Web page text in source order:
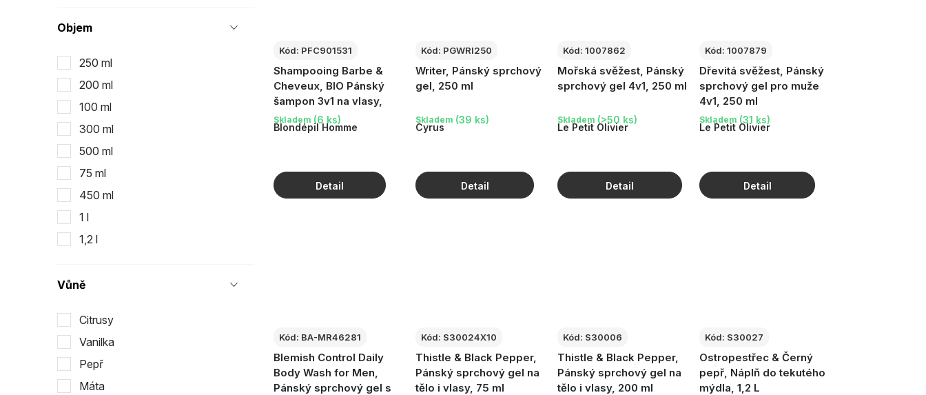
Objem
250 ml
200 ml
100 ml
300 ml
500 ml
75 ml
450 ml
1 l
1,2 l
Vůně
Citrusy
Vanilka
Pepř
Máta
Shampooing Barbe &
Cheveux, BIO Pánský
šampon 3v1 na vlasy,
vousy a tělo, 200 ml
Blondépil Homme
Skladem (6 ks)
Kód: PFC901531
Writer, Pánský sprchový
gel, 250 ml
Cyrus
Skladem (39 ks)
Kód: PGWRI250
Mořská svěžest, Pánský
sprchový gel 4v1, 250 ml
Le Petit Olivier
Skladem (>50 ks)
Kód: 1007862
Dřevitá svěžest, Pánský
sprchový gel pro muže
4v1, 250 ml
Le Petit Olivier
Skladem (31 ks)
Kód: 1007879
Blemish Control Daily
Body Wash for Men,
Pánský sprchový gel s
Kód: BA-MR46281
Thistle & Black Pepper,
Pánský sprchový gel na
tělo i vlasy, 75 ml
Kód: S30024X10
Thistle & Black Pepper,
Pánský sprchový gel na
tělo i vlasy, 200 ml
Kód: S30006
Ostropestřec & Černý
pepř, Náplň do tekutého
mýdla, 1,2 L
Kód: S30027